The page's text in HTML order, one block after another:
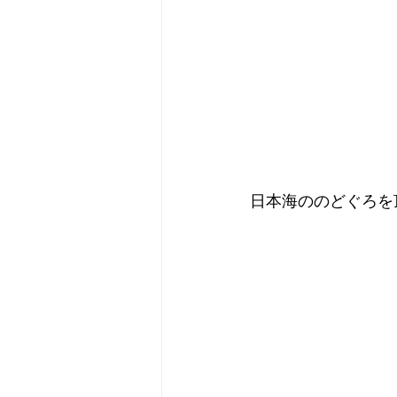
日本海ののどぐろを